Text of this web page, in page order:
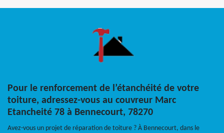
Pour le renforcement de l’étanchéité de votre
toiture, adressez-vous au couvreur Marc
Etancheité 78 à Bennecourt, 78270
Avez-vous un projet de réparation de toiture ? À Bennecourt, dans le